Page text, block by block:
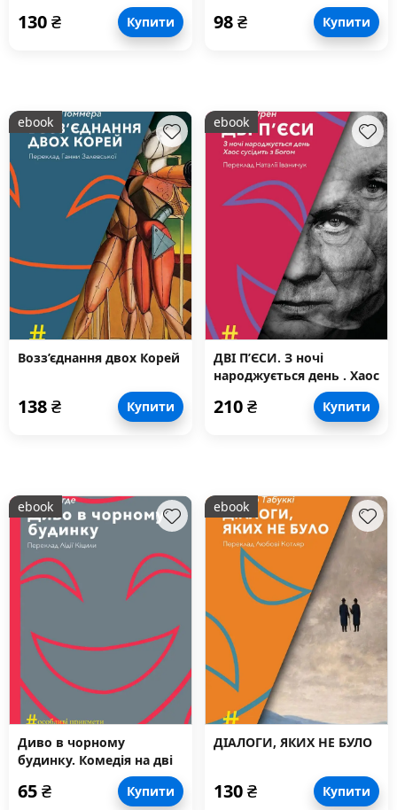
130₴ Купити 98₴ Купити
ebook
Возз’єднання двох Корей
138₴ Купити
ebook
ДВІ П’ЄСИ. З ночі
народжується день . Хаос
сусідить з Богом
210₴ Купити
ebook
Диво в чорному
будинку. Комедія на дві
65₴ Купити
ebook
ДІАЛОГИ, ЯКИХ НЕ БУЛО
130₴ Купити